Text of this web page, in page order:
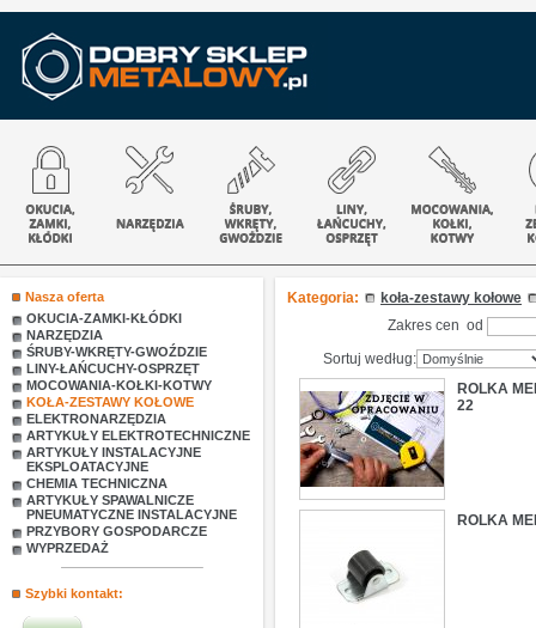
Nasza oferta
OKUCIA-ZAMKI-KŁÓDKI
NARZĘDZIA
ŚRUBY-WKRĘTY-GWOŹDZIE
LINY-ŁAŃCUCHY-OSPRZĘT
MOCOWANIA-KOŁKI-KOTWY
KOŁA-ZESTAWY KOŁOWE
ELEKTRONARZĘDZIA
ARTYKUŁY ELEKTROTECHNICZNE
ARTYKUŁY INSTALACYJNE
EKSPLOATACYJNE
CHEMIA TECHNICZNA
ARTYKUŁY SPAWALNICZE
PNEUMATYCZNE INSTALACYJNE
PRZYBORY GOSPODARCZE
WYPRZEDAŻ
Szybki kontakt:
Kategoria:
koła-zestawy kołowe
Zakres cen od
Sortuj według:
ROLKA
22
ROLKA